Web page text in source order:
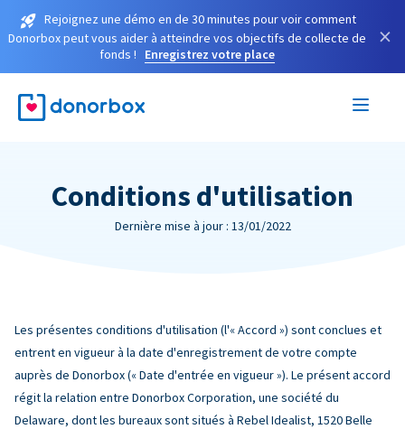
Rejoignez une démo en de 30 minutes pour voir comment
Donorbox peut vous aider à atteindre vos objectifs de collecte de
fonds !
Enregistrez votre place
×
Conditions d'utilisation
Dernière mise à jour : 13/01/2022
Les présentes conditions d'utilisation (l'« Accord ») sont conclues et
entrent en vigueur à la date d'enregistrement de votre compte
auprès de Donorbox (« Date d'entrée en vigueur »). Le présent accord
régit la relation entre Donorbox Corporation, une société du
Delaware, dont les bureaux sont situés à Rebel Idealist, 1520 Belle